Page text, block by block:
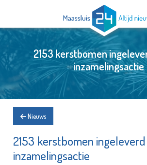
2153 kerstbomen
inzamelingsactie
Nieuws
2153 kerstbomen
inzamelingsactie